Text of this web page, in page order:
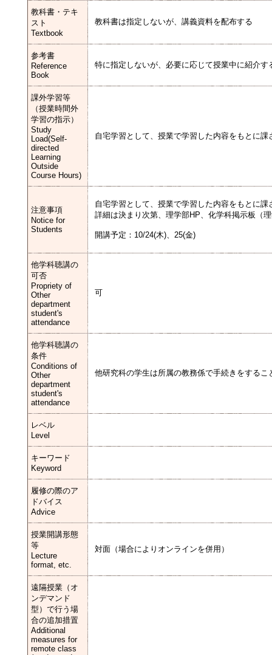
教科書・テキ
スト
Textbook
教科書は指定しないが、講義資料を配布する
参考書
Reference
Book
特に指定しないが、必要に応じて授業中に紹介す
課外学習等
（授業時間外
学習の指示）
Study
Load(Self-
directed
Learning
Outside
Course Hours)
自宅学習として、授業で学習した内容をもとに
注意事項
Notice for
Students
自宅学習として、授業で学習した内容をもとに
詳細は決まり次第、理学部HP、化学科掲示板（
開講予定：10/24(木)、25(金)
他学科聴講の
可否
Propriety of
Other
department
student's
attendance
可
他学科聴講の
条件
Conditions of
Other
department
student's
attendance
他研究科の学生は所属の教務係で手続きをするこ
レベル
Level
キーワード
Keyword
履修の際のア
ドバイス
Advice
授業開講形態
等
Lecture
format, etc.
対面（場合によりオンラインを併用）
遠隔授業（オ
ンデマンド
型）で行う場
合の追加措置
Additional
measures for
remote class